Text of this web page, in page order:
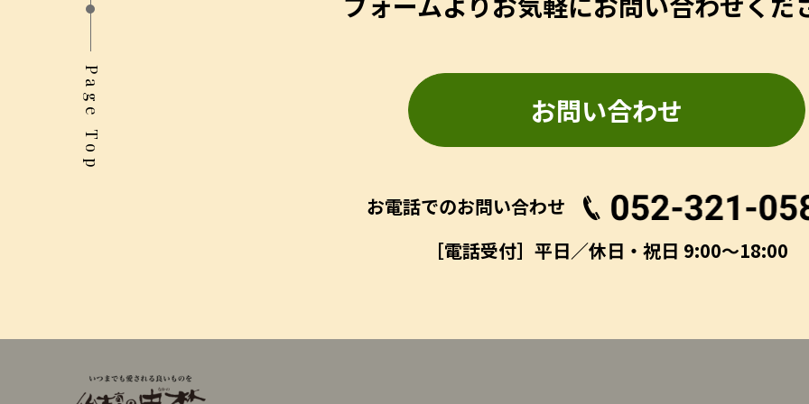
お問い合わせ
お電話でのお問い合わせ
［電話受付］平日／休日・祝日 9:00～18:00
Page Top